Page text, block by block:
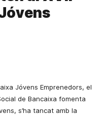
Jóvens Emprenedors, el
de Bancaixa fomenta
s’ha tancat amb la